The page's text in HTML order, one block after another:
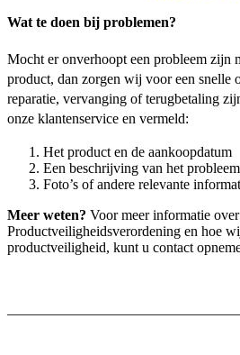
Wat te doen bij problemen?
Mocht er onverhoopt een probleem zijn
product, dan zorgen wij voor een snelle
reparatie, vervanging of terugbetaling
onze klantenservice en vermeld:
Het product en de aankoopdatum
Een beschrijving van het probleem
Foto’s of andere relevante
Meer weten? Voor meer informatie
Productveiligheidsverordening en hoe
productveiligheid, kunt u contact